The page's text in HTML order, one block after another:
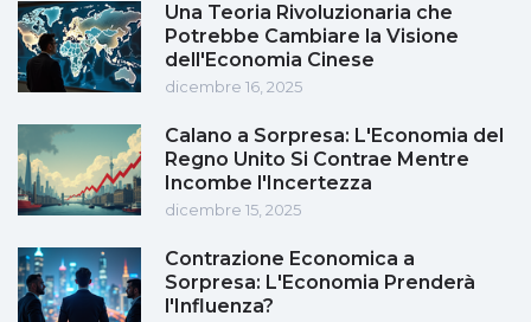
Una Teoria Rivoluzionaria che
Potrebbe Cambiare la Visione
dell'Economia Cinese
dicembre 16, 2025
Calano a Sorpresa: L'Economia del
Regno Unito Si Contrae Mentre
Incombe l'Incertezza
dicembre 15, 2025
Contrazione Economica a
Sorpresa: L'Economia Prenderà
l'Influenza?